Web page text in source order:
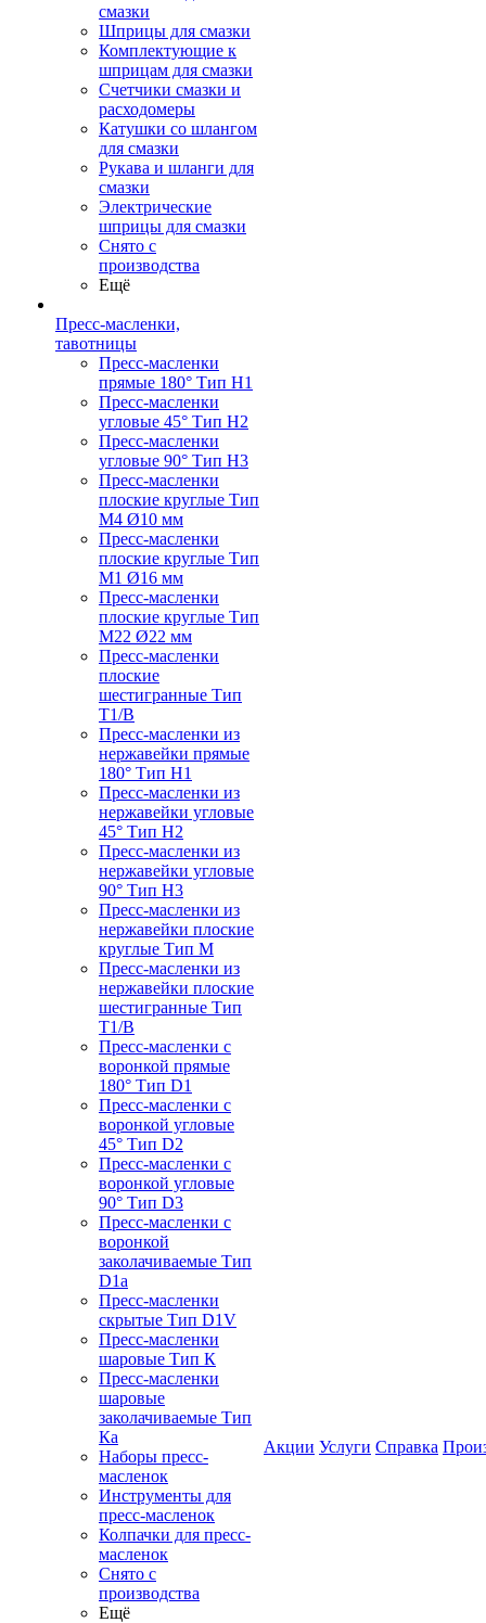
смазки
Шприцы для смазки
Комплектующие к
шприцам для смазки
Счетчики смазки и
расходомеры
Катушки со шлангом
для смазки
Рукава и шланги для
смазки
Электрические
шприцы для смазки
Снято с
производства
Ещё
Пресс-масленки,
тавотницы
Пресс-масленки
прямые 180° Тип H1
Пресс-масленки
угловые 45° Тип H2
Пресс-масленки
угловые 90° Тип H3
Пресс-масленки
плоские круглые Тип
M4 Ø10 мм
Пресс-масленки
плоские круглые Тип
M1 Ø16 мм
Пресс-масленки
плоские круглые Тип
M22 Ø22 мм
Пресс-масленки
плоские
шестигранные Тип
T1/B
Пресс-масленки из
нержавейки прямые
180° Тип H1
Пресс-масленки из
нержавейки угловые
45° Тип H2
Пресс-масленки из
нержавейки угловые
90° Тип H3
Пресс-масленки из
нержавейки плоские
круглые Тип M
Пресс-масленки из
нержавейки плоские
шестигранные Тип
T1/B
Пресс-масленки с
воронкой прямые
180° Тип D1
Пресс-масленки с
воронкой угловые
45° Тип D2
Пресс-масленки с
воронкой угловые
90° Тип D3
Пресс-масленки с
воронкой
заколачиваемые Тип
D1a
Пресс-масленки
скрытые Тип D1V
Пресс-масленки
шаровые Тип К
Пресс-масленки
шаровые
заколачиваемые Тип
Кa
Наборы пресс-
масленок
Инструменты для
пресс-масленок
Колпачки для пресс-
масленок
Снято с
производства
Ещё
Акции Услуги Справка